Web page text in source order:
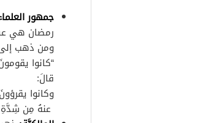
جمهور
رمضان هي
ومن ذهب
“كانوا
قالَ:
وكانوا يقرؤونَ
عنهُ مِن شِدَّةِ